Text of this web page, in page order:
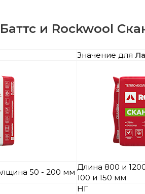
и Rockwool
Значение для
50 - 200 мм
Длина 800 и
100 и 150 мм
НГ